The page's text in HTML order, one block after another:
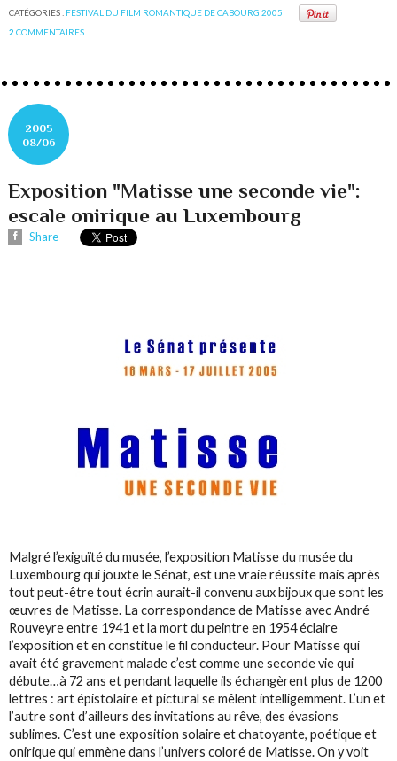
CATÉGORIES : FESTIVAL DU FILM ROMANTIQUE DE CABOURG 2005
2 COMMENTAIRES
2005
08/06
Exposition "Matisse une seconde vie":
escale onirique au Luxembourg
Share
Malgré l’exiguïté du musée, l’exposition Matisse du musée du
Luxembourg qui jouxte le Sénat, est une vraie réussite mais après
tout peut-être tout écrin aurait-il convenu aux bijoux que sont les
œuvres de Matisse. La correspondance de Matisse avec André
Rouveyre entre 1941 et la mort du peintre en 1954 éclaire
l’exposition et en constitue le fil conducteur. Pour Matisse qui
avait été gravement malade c’est comme une seconde vie qui
débute…à 72 ans et pendant laquelle ils échangèrent plus de 1200
lettres : art épistolaire et pictural se mêlent intelligemment. L’un et
l’autre sont d’ailleurs des invitations au rêve, des évasions
sublimes. C’est une exposition solaire et chatoyante, poétique et
onirique qui emmène dans l’univers coloré de Matisse. On y voit